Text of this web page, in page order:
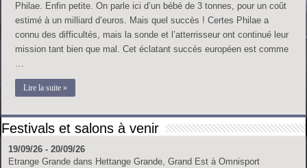
Philae. Enfin petite. On parle ici d’un bébé de 3 tonnes, pour un coût
estimé à un milliard d’euros. Mais quel succès ! Certes Philae a
connu des difficultés, mais la sonde et l’atterrisseur ont continué leur
mission tant bien que mal. Cet éclatant succès européen est comme
…
Lire la suite »
Festivals et salons à venir
19/09/26 - 20/09/26
Etrange Grande dans Hettange Grande, Grand Est à Omnisport